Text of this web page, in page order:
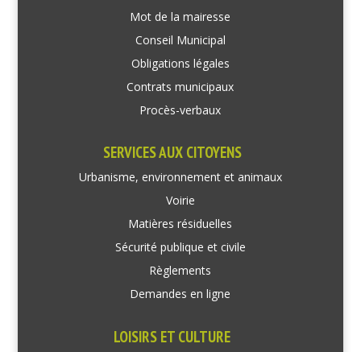
Mot de la mairesse
Conseil Municipal
Obligations légales
Contrats municipaux
Procès-verbaux
SERVICES AUX CITOYENS
Urbanisme, environnement et animaux
Voirie
Matières résiduelles
Sécurité publique et civile
Règlements
Demandes en ligne
LOISIRS ET CULTURE